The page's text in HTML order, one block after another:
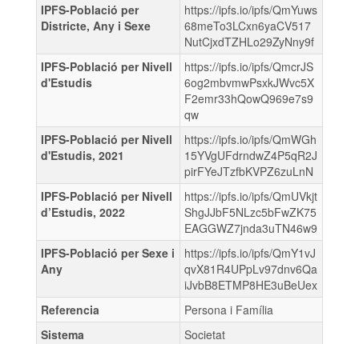
IPFS-Població per
Districte, Any i Sexe
https://ipfs.io/ipfs/QmYuws
68meTo3LCxn6yaCV517
NutCjxdTZHLo29ZyNny9f
IPFS-Població per Nivell
d'Estudis
https://ipfs.io/ipfs/QmcrJS
6og2mbvmwPsxkJWvc5X
F2emr33hQowQ969e7s9
qw
IPFS-Població per Nivell
d'Estudis, 2021
https://ipfs.io/ipfs/QmWGh
15YVgUFdrndwZ4P5qR2J
pirFYeJTzfbKVPZ6zuLnN
IPFS-Població per Nivell
d’Estudis, 2022
https://ipfs.io/ipfs/QmUVkjt
ShgJJbF5NLzc5bFwZK75
EAGGWZ7jnda3uTN46w9
IPFS-Població per Sexe i
Any
https://ipfs.io/ipfs/QmY1vJ
qvX81R4UPpLv97dnv6Qa
iJvbB8ETMP8HE3uBeUex
Referencia
Persona i Família
Sistema
Societat